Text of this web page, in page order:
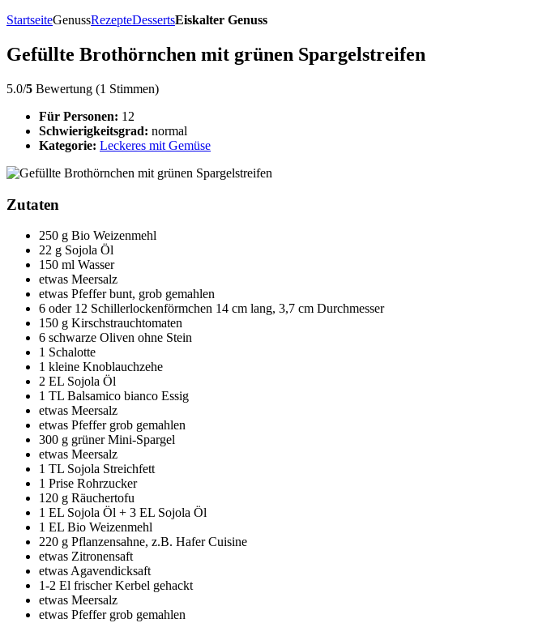
StartseiteGenussRezepteDessertsEiskalter Genuss
Gefüllte Brothörnchen mit grünen Spargelstreifen
5.0/5 Bewertung (1 Stimmen)
Für Personen: 12
Schwierigkeitsgrad: normal
Kategorie: Leckeres mit Gemüse
Zutaten
250 g Bio Weizenmehl
22 g Sojola Öl
150 ml Wasser
etwas Meersalz
etwas Pfeffer bunt, grob gemahlen
6 oder 12 Schillerlockenförmchen 14 cm lang, 3,7 cm Durchmesser
150 g Kirschstrauchtomaten
6 schwarze Oliven ohne Stein
1 Schalotte
1 kleine Knoblauchzehe
2 EL Sojola Öl
1 TL Balsamico bianco Essig
etwas Meersalz
etwas Pfeffer grob gemahlen
300 g grüner Mini-Spargel
etwas Meersalz
1 TL Sojola Streichfett
1 Prise Rohrzucker
120 g Räuchertofu
1 EL Sojola Öl + 3 EL Sojola Öl
1 EL Bio Weizenmehl
220 g Pflanzensahne, z.B. Hafer Cuisine
etwas Zitronensaft
etwas Agavendicksaft
1-2 El frischer Kerbel gehackt
etwas Meersalz
etwas Pfeffer grob gemahlen